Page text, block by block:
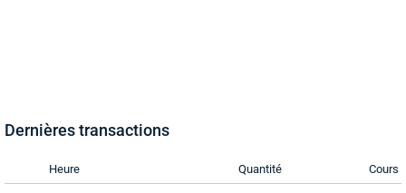
Dernières transactions
Heure Quantité Cours